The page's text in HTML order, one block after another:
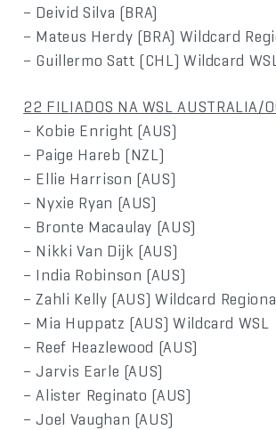
– Deivid Silva (BRA)
– Mateus Herdy (BRA) Wildcard
– Guillermo Satt (CHL) Wildcard
22 FILIADOS NA WSL AUSTRALIA/
– Kobie Enright (AUS)
– Paige Hareb (NZL)
– Ellie Harrison (AUS)
– Nyxie Ryan (AUS)
– Bronte Macaulay (AUS)
– Nikki Van Dijk (AUS)
– India Robinson (AUS)
– Zahli Kelly (AUS) Wildcard
– Mia Huppatz (AUS) Wildcard WSL
– Reef Heazlewood (AUS)
– Jarvis Earle (AUS)
– Alister Reginato (AUS)
– Joel Vaughan (AUS)